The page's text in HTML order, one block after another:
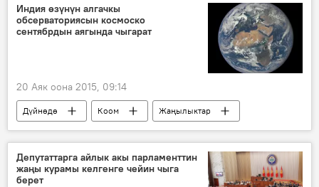
төө буурчак
Индия өзүнүн алгачкы
обсерваториясын космоско
сентябрдын аягында чыгарат
20 Аяк оона 2015, 09:14
Дүйнөдө Коом
Жаңылыктар
Индия
обсерватория
космос
рентгендик кош жылдыздар
кара тешик
Депутаттарга айлык акы парламенттин
жаңы курамы келгенге чейин чыга
берет